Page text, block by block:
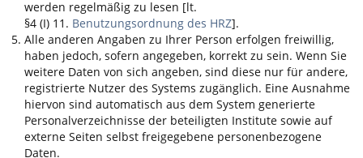
werden regelmäßig zu lesen [lt.
§4 (I) 11. Benutzungsordnung des HRZ].
Alle anderen Angaben zu Ihrer Person erfolgen freiwillig,
haben jedoch, sofern angegeben, korrekt zu sein. Wenn Sie
weitere Daten von sich angeben, sind diese nur für andere,
registrierte Nutzer des Systems zugänglich. Eine Ausnahme
hiervon sind automatisch aus dem System generierte
Personalverzeichnisse der beteiligten Institute sowie auf
externe Seiten selbst freigegebene personenbezogene
Daten.